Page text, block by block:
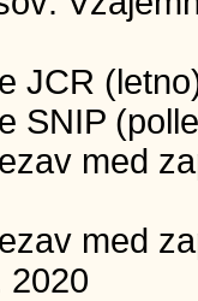
JCR
SNIP
med
med
2020